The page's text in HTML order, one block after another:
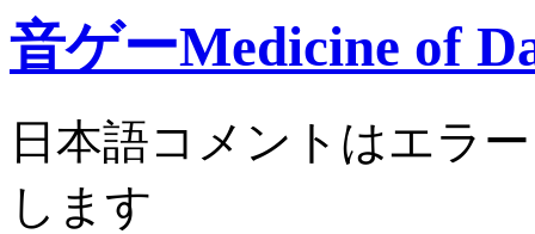
音ゲーMedicine of
日本語コメントはエラ
します